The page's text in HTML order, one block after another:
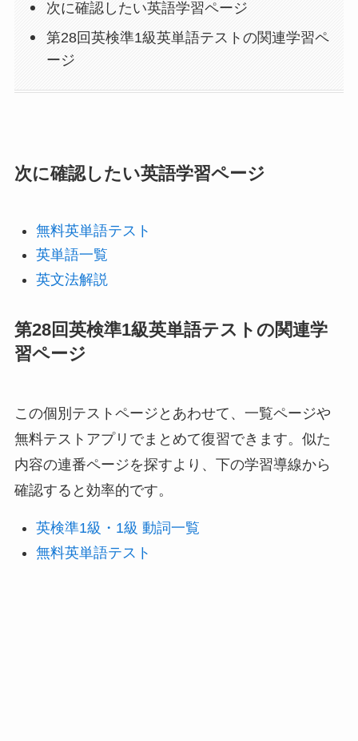
次に確認したい英語学習ページ
第28回英検準1級英単語テストの関連学習ペ
ージ
次に確認したい英語学習ページ
無料英単語テスト
英単語一覧
英文法解説
第28回英検準1級英単語テストの関連学
習ページ
この個別テストページとあわせて、一覧ページや
無料テストアプリでまとめて復習できます。似た
内容の連番ページを探すより、下の学習導線から
確認すると効率的です。
英検準1級・1級 動詞一覧
無料英単語テスト